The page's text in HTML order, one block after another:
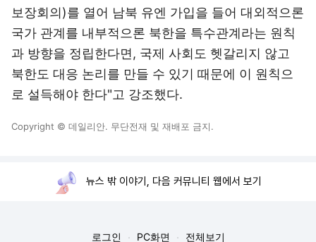
보장회의)를 열어 남북 유엔 가입을 들어 대외적으론
국가 관계를 내부적으론 북한을 특수관계라는 원칙
과 방향을 정립한다면, 국제 사회도 헷갈리지 않고
북한도 대응 논리를 만들 수 있기 때문에 이 원칙으
로 설득해야 한다"고 강조했다.
Copyright © 데일리안. 무단전재 및 재배포 금지.
뉴스 밖 이야기, 다음 커뮤니티 웹에서 보기
로그인 PC화면 전체보기